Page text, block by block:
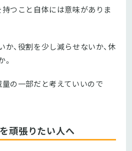
持つこと自体には意味がありま
、役割を少し減らせないか、休
量の一部だと考えていいので
頑張りたい人へ